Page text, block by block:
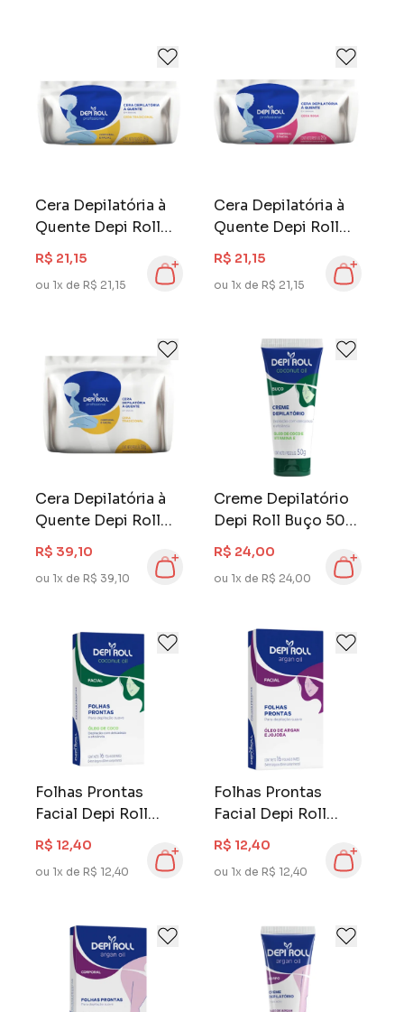
Cera Depilatória à
Quente Depi Roll
Blocos 250 gr
Tradicionall
R$ 21,15
ou 1x de R$ 21,15
Cera Depilatória à
Quente Depi Roll
Blocos 250 gr Rosa
R$ 21,15
ou 1x de R$ 21,15
Cera Depilatória à
Quente Depi Roll
Blocos 500 gr
Tradicional
R$ 39,10
ou 1x de R$ 39,10
Creme Depilatório
Depi Roll Buço 50
gr Coconut Oil
R$ 24,00
ou 1x de R$ 24,00
Folhas Prontas
Facial Depi Roll
Coconut Oil 16
Folhas
R$ 12,40
ou 1x de R$ 12,40
Folhas Prontas
Facial Depi Roll
Argan Oil 16 Folhas
R$ 12,40
ou 1x de R$ 12,40